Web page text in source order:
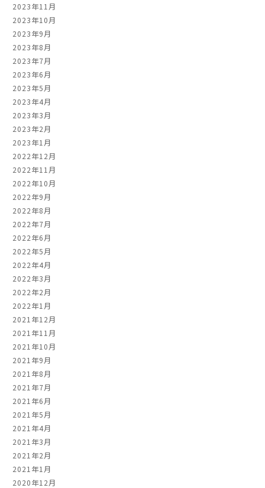
2023年11月
2023年10月
2023年9月
2023年8月
2023年7月
2023年6月
2023年5月
2023年4月
2023年3月
2023年2月
2023年1月
2022年12月
2022年11月
2022年10月
2022年9月
2022年8月
2022年7月
2022年6月
2022年5月
2022年4月
2022年3月
2022年2月
2022年1月
2021年12月
2021年11月
2021年10月
2021年9月
2021年8月
2021年7月
2021年6月
2021年5月
2021年4月
2021年3月
2021年2月
2021年1月
2020年12月